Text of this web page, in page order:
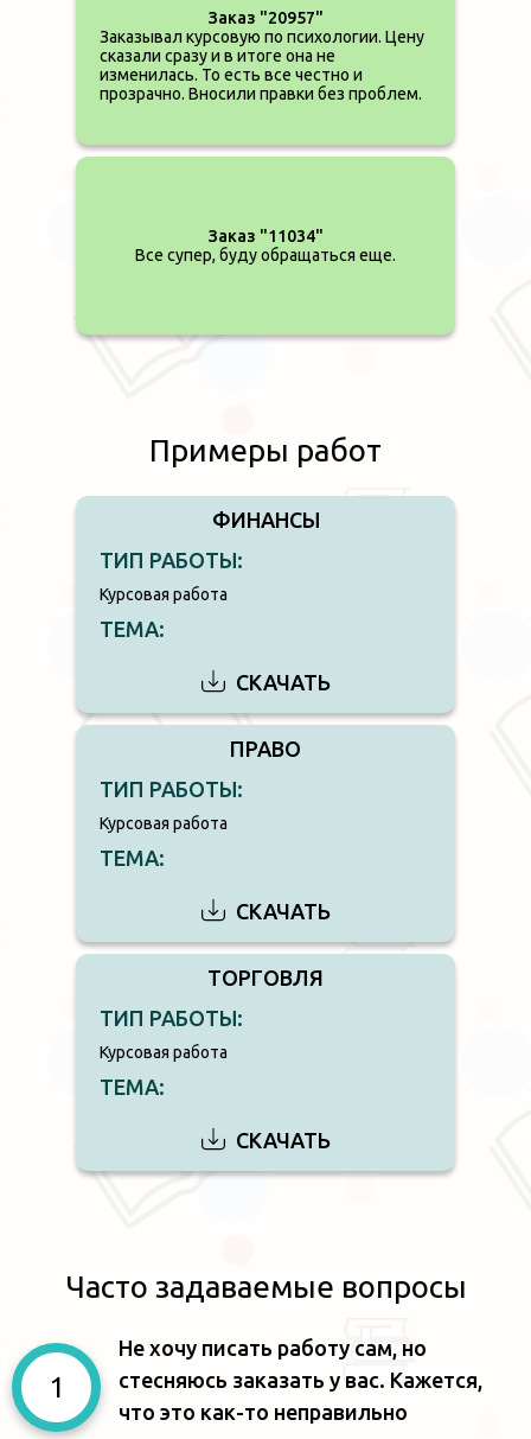
Заказ "20957"
Заказывал курсовую по психологии. Цену
сказали сразу и в итоге она не
изменилась. То есть все честно и
прозрачно. Вносили правки без проблем.
Заказ "11034"
Все супер, буду обращаться еще.
Примеры работ
ФИНАНСЫ
ТИП РАБОТЫ:
Курсовая работа
ТЕМА:
СКАЧАТЬ
ПРАВО
ТИП РАБОТЫ:
Курсовая работа
ТЕМА:
СКАЧАТЬ
ТОРГОВЛЯ
ТИП РАБОТЫ:
Курсовая работа
ТЕМА:
СКАЧАТЬ
Часто задаваемые вопросы
Не хочу писать работу сам, но
стесняюсь заказать у вас. Кажется,
что это как-то неправильно